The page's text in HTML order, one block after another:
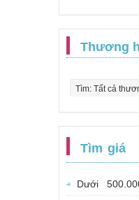
Thương
Tìm: Tất cả
Tìm giá
Dưới